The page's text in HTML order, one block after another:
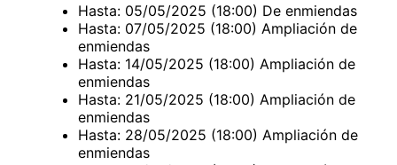
Hasta: 05/05/2025 (18:00) De enmiendas
Hasta: 07/05/2025 (18:00) Ampliación de
enmiendas
Hasta: 14/05/2025 (18:00) Ampliación de
enmiendas
Hasta: 21/05/2025 (18:00) Ampliación de
enmiendas
Hasta: 28/05/2025 (18:00) Ampliación de
enmiendas